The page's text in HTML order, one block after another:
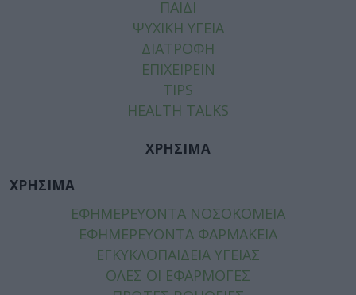
ΠΑΙΔΙ
ΨΥΧΙΚΗ ΥΓΕΙΑ
ΔΙΑΤΡΟΦΗ
ΕΠΙΧΕΙΡΕΙΝ
TIPS
HEALTH TALKS
ΧΡΗΣΙΜΑ
ΧΡΗΣΙΜΑ
ΕΦΗΜΕΡΕΥΟΝΤΑ ΝΟΣΟΚΟΜΕΙΑ
ΕΦΗΜΕΡΕΥΟΝΤΑ ΦΑΡΜΑΚΕΙΑ
ΕΓΚΥΚΛΟΠΑΙΔΕΙΑ ΥΓΕΙΑΣ
ΟΛΕΣ ΟΙ ΕΦΑΡΜΟΓΕΣ